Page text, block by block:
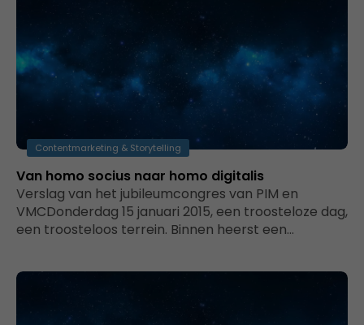
Contentmarketing & Storytelling
Van homo socius naar homo digitalis
Verslag van het jubileumcongres van PIM en
VMCDonderdag 15 januari 2015, een troosteloze dag,
een troosteloos terrein. Binnen heerst een…